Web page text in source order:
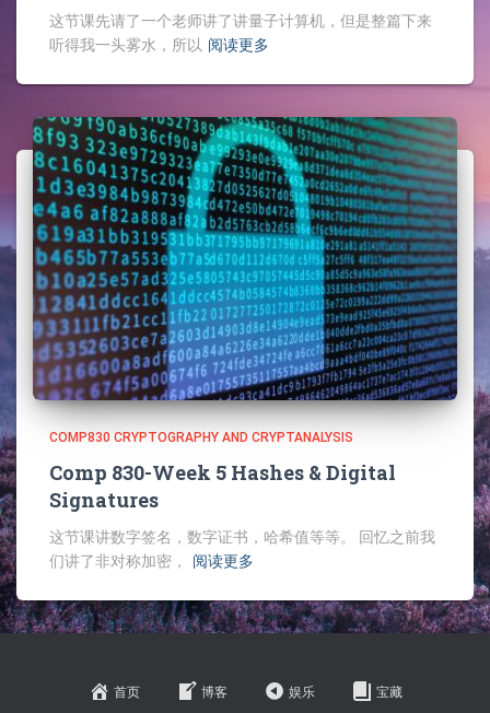
这节课先请了一个老师讲了讲量子计算机，但是整篇下来
听得我一头雾水，所以 阅读更多
COMP830 CRYPTOGRAPHY AND CRYPTANALYSIS
Comp 830-Week 5 Hashes & Digital
Signatures
这节课讲数字签名，数字证书，哈希值等等。 回忆之前我
们讲了非对称加密，
阅读更多
首页 博客 娱乐 宝藏